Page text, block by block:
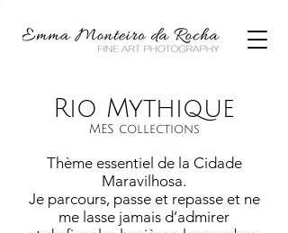
Rio Mythique
MES collections
Thème essentiel de la Cidade
Maravilhosa.
Je parcours, passe et repasse et ne
me lasse jamais d’admirer